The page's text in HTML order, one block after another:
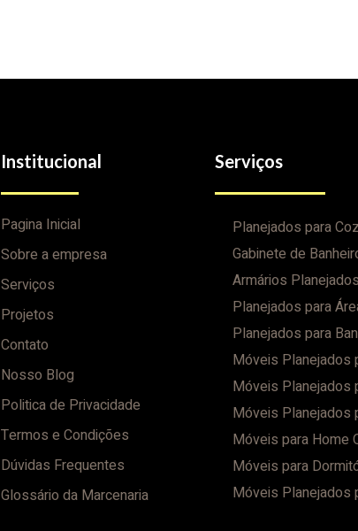
Institucional
Pagina Inicial
Sobre a empresa
Serviços
Projetos
Contato
Nosso Blog
Politica de Privacidade
Termos e Condições
Dúvidas Frequentes
Glossário da Marcenaria
Serviços
Planejados para
Gabinete de
Armários Planejados
Planejados para
Planejados para
Móveis Planejados
Móveis Planejados
Móveis Planejados
Móveis para Home
Móveis para
Móveis Planejados